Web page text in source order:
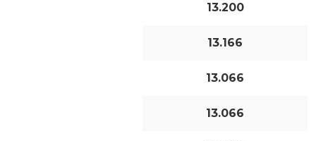
13.200
13.166
13.066
13.066